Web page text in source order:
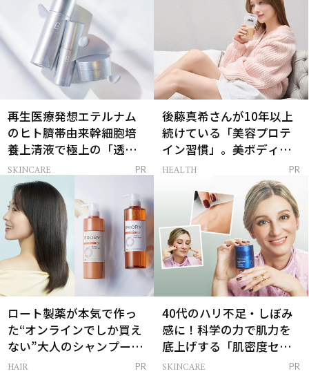
再生医療発想エテルナム
のヒト臍帯由来幹細胞培
養上清液で極上の「透明
感ハリ肌」へ
SKINCARE PR
後藤真希さんが10年以上
続けている「美容プロテ
イン習慣」。美ボディを
支える朝ルーティンと
HEALTH PR
ロート製薬が本気で作っ
た“オンラインでしか買え
ない”大人のシャンプー＆
トリートメントって？
HAIR PR
40代のハリ不足・しぼみ
感に！科学の力で肌力を
底上げする「肌密度セラ
ム」
SKINCARE PR